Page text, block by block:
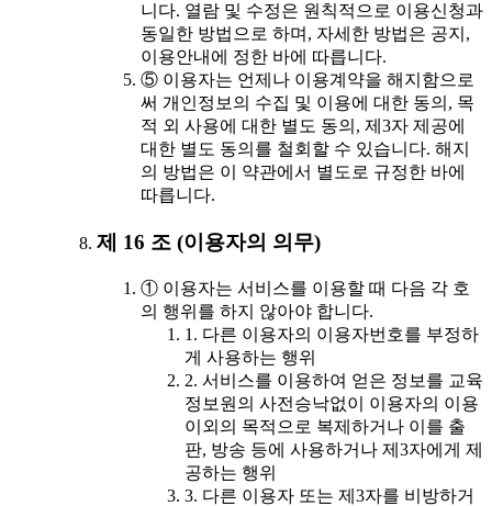
니다. 열람 및 수정은 원칙적으로 이용신청과
동일한 방법으로 하며, 자세한 방법은 공지,
이용안내에 정한 바에 따릅니다.
⑤ 이용자는 언제나 이용계약을 해지함으로
써 개인정보의 수집 및 이용에 대한 동의, 목
적 외 사용에 대한 별도 동의, 제3자 제공에
대한 별도 동의를 철회할 수 있습니다. 해지
의 방법은 이 약관에서 별도로 규정한 바에
따릅니다.
제 16 조 (이용자의 의무)
① 이용자는 서비스를 이용할 때 다음 각 호
의 행위를 하지 않아야 합니다.
1. 다른 이용자의 이용자번호를 부정하
게 사용하는 행위
2. 서비스를 이용하여 얻은 정보를 교육
정보원의 사전승낙없이 이용자의 이용
이외의 목적으로 복제하거나 이를 출
판, 방송 등에 사용하거나 제3자에게 제
공하는 행위
3. 다른 이용자 또는 제3자를 비방하거